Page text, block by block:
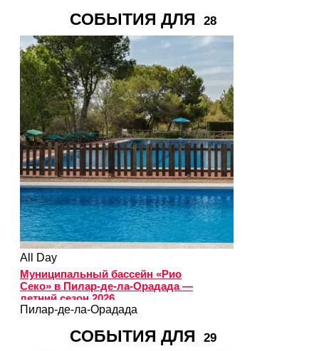
СОБЫТИЯ ДЛЯ 28
All Day
Муниципальный бассейн «Рио
Секо» в Пилар-де-ла-Орадада —
летний сезон 2026
Пилар-де-ла-Орадада
СОБЫТИЯ ДЛЯ 29